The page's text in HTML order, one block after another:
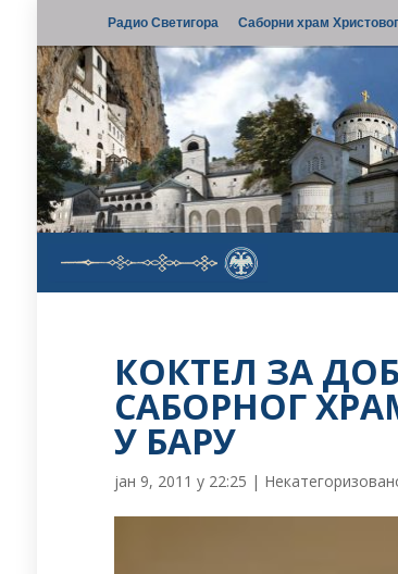
Радио Светигора Саборни храм
КОКТЕЛ ЗА
САБОРНОГ
У БАРУ
јан 9, 2011 у 22:25 |